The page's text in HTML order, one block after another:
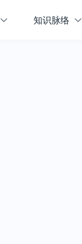
知识脉络